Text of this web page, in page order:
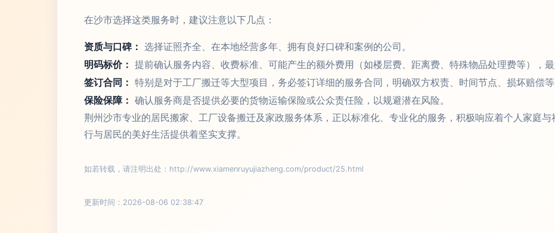
在沙市选择这类服务时，建议注意以下几点：
资质与口碑： 选择证照齐全、在本地经营多年、拥有良好口碑和案例的公司。
明码标价： 提前确认服务内容、收费标准、可能产生的额外费用（如楼层费、距离费、特殊物品处理费等），最
签订合同： 特别是对于工厂搬迁等大型项目，务必签订详细的服务合同，明确双方权责、时间节点、损坏赔偿等
保险保障： 确认服务商是否提供必要的货物运输保险或公众责任险，以规避潜在风险。
荆州沙市专业的居民搬家、工厂设备搬迁及家政服务体系，正以标准化、专业化的服务，积极响应着个人家庭
行与居民的美好生活提供着坚实支撑。
如若转载，请注明出处：http://www.xiamenruyujiazheng.com/product/25.html
更新时间：2026-08-06 02:38:47